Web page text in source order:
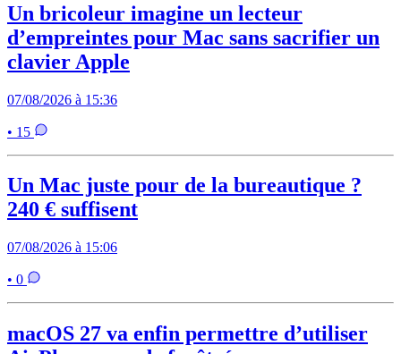
Un bricoleur imagine un lecteur
d’empreintes pour Mac sans sacrifier un
clavier Apple
07/08/2026 à 15:36
• 15
Un Mac juste pour de la bureautique ?
240 € suffisent
07/08/2026 à 15:06
• 0
macOS 27 va enfin permettre d’utiliser